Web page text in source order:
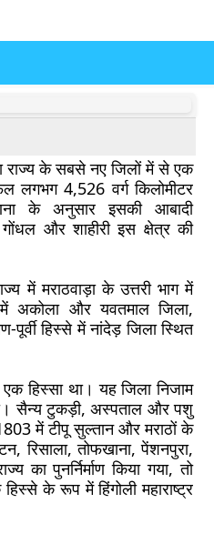
राज्य के सबसे नए जिलों में से एक
लगभग 4,526 वर्ग किलोमीटर
के अनुसार इसकी आबादी
और शाहीरी इस क्षेत्र की
में मराठवाड़ा के उत्तरी भाग में
अकोला और यवतमाल जिला,
पूर्वी हिस्से में नांदेड़ जिला स्थित
हिस्सा था। यह जिला निजाम
सैन्य टुकड़ी, अस्पताल और पशु
में टीपू सुल्तान और मराठों के
रिसाला, तोफखाना, पेंशनपुरा,
पुनर्निर्माण किया गया, तो
के रूप में हिंगोली महाराष्ट्र